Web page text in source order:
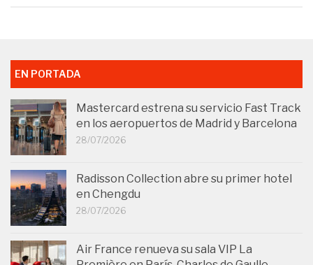
EN PORTADA
Mastercard estrena su servicio Fast Track
en los aeropuertos de Madrid y Barcelona
28/07/2026
Radisson Collection abre su primer hotel
en Chengdu
28/07/2026
Air France renueva su sala VIP La